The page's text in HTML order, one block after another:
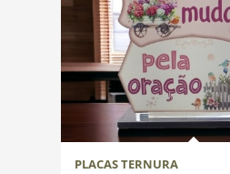
PLACAS TERNURA